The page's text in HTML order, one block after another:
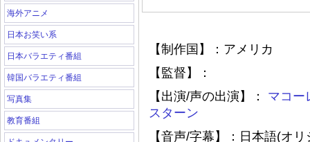
海外アニメ
日本お笑い系
日本バラエティ番組
韓国バラエティ番組
写真集
教育番組
【制作国】：アメリカ
【監督】：
【出演/声の出演】： マコー
スターン
【音声/字幕】：日本語(オ